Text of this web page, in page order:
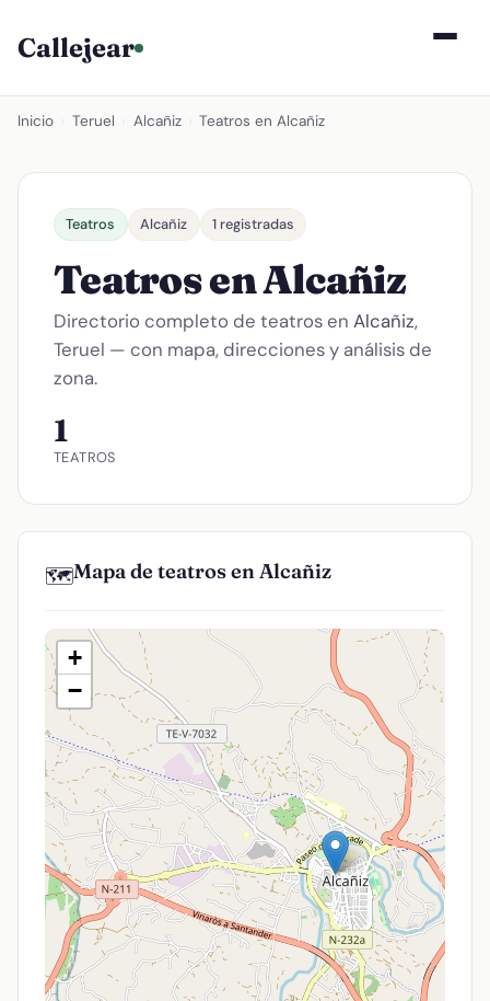
Callejear
Inicio Teruel Alcañiz Teatros en Alcañiz
Teatros Alcañiz 1 registradas
Teatros en Alcañiz
Directorio completo de teatros en Alcañiz,
Teruel — con mapa, direcciones y análisis de
zona.
1
TEATROS
🗺️Mapa de teatros en Alcañiz
+
−